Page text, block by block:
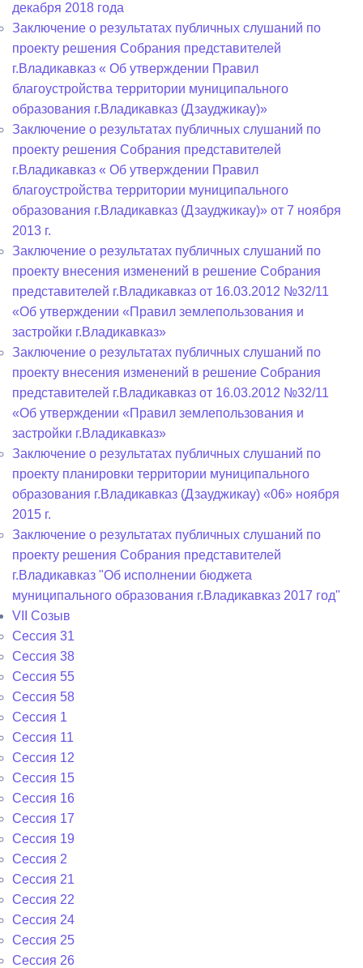
декабря 2018 года
Заключение о результатах публичных слушаний по
проекту решения Собрания представителей
г.Владикавказ « Об утверждении Правил
благоустройства территории муниципального
образования г.Владикавказ (Дзауджикау)»
Заключение о результатах публичных слушаний по
проекту решения Собрания представителей
г.Владикавказ « Об утверждении Правил
благоустройства территории муниципального
образования г.Владикавказ (Дзауджикау)» от 7 ноября
2013 г.
Заключение о результатах публичных слушаний по
проекту внесения изменений в решение Собрания
представителей г.Владикавказ от 16.03.2012 №32/11
«Об утверждении «Правил землепользования и
застройки г.Владикавказ»
Заключение о результатах публичных слушаний по
проекту внесения изменений в решение Собрания
представителей г.Владикавказ от 16.03.2012 №32/11
«Об утверждении «Правил землепользования и
застройки г.Владикавказ»
Заключение о результатах публичных слушаний по
проекту планировки территории муниципального
образования г.Владикавказ (Дзауджикау) «06» ноября
2015 г.
Заключение о результатах публичных слушаний по
проекту решения Собрания представителей
г.Владикавказ "Об исполнении бюджета
муниципального образования г.Владикавказ 2017 год"
VII Созыв
Сессия 31
Сессия 38
Сессия 55
Сессия 58
Сессия 1
Сессия 11
Сессия 12
Сессия 15
Сессия 16
Сессия 17
Сессия 19
Сессия 2
Сессия 21
Сессия 22
Сессия 24
Сессия 25
Сессия 26